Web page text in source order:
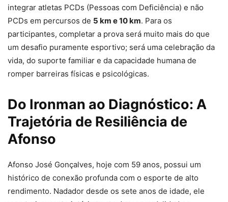
integrar atletas PCDs (Pessoas com Deficiência) e não
PCDs em percursos de 5 km e 10 km. Para os
participantes, completar a prova será muito mais do que
um desafio puramente esportivo; será uma celebração da
vida, do suporte familiar e da capacidade humana de
romper barreiras físicas e psicológicas.
Do Ironman ao Diagnóstico: A
Trajetória de Resiliência de
Afonso
Afonso José Gonçalves, hoje com 59 anos, possui um
histórico de conexão profunda com o esporte de alto
rendimento. Nadador desde os sete anos de idade, ele